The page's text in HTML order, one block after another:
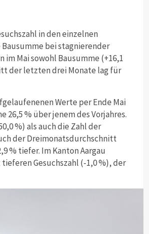
in den einzelnen
bei stagnierender
im Mai sowohl Bausumme (+16,1
der letzten drei Monate lag für
Werte per Ende Mai
26,5 % über jenem des Vorjahres.
%) als auch die Zahl der
der Dreimonatsdurchschnitt
% tiefer. Im Kanton Aargau
Gesuchszahl (-1,0 %), der